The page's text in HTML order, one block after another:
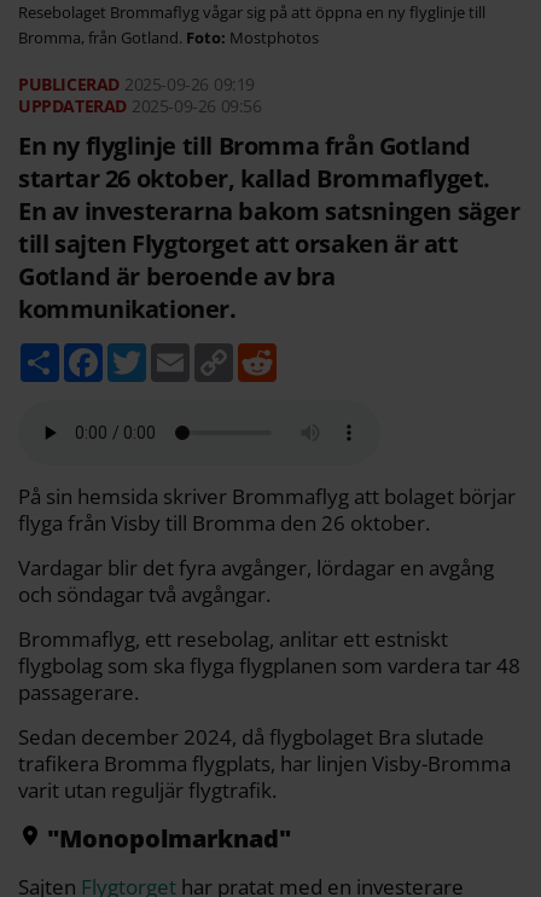
Resebolaget Brommaflyg vågar sig på att öppna en ny flyglinje till
Bromma, från Gotland.
Mostphotos
2025-09-26 09:19
2025-09-26 09:56
En ny flyglinje till Bromma från Gotland
startar 26 oktober, kallad Brommaflyget.
En av investerarna bakom satsningen säger
till sajten Flygtorget att orsaken är att
Gotland är beroende av bra
kommunikationer.
D
e
F
b
k
T
w
t
E
m
C
o
k
På sin hemsida skriver Brommaflyg att bolaget börjar
flyga från Visby till Bromma den 26 oktober.
Vardagar blir det fyra avgånger, lördagar en avgång
och söndagar två avgångar.
Brommaflyg, ett resebolag, anlitar ett estniskt
flygbolag som ska flyga flygplanen som vardera tar 48
passagerare.
Sedan december 2024, då flygbolaget Bra slutade
trafikera Bromma flygplats, har linjen Visby-Bromma
varit utan reguljär flygtrafik.
"Monopolmarknad"
Sajten Flygtorget har pratat med en investerare